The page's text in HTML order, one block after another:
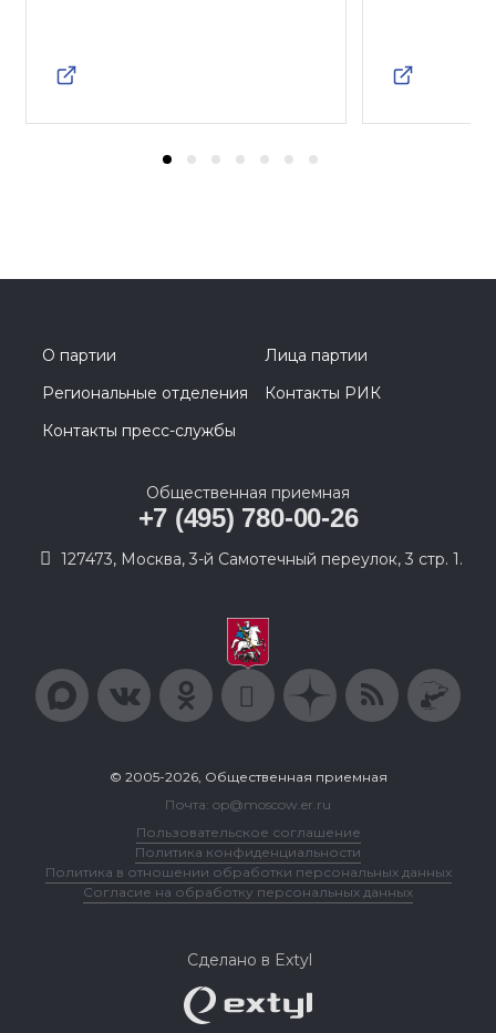
О партии
Лица партии
Региональные отделения
Контакты РИК
Контакты пресс-службы
Общественная приемная
+7 (495) 780-00-26
127473, Москва, 3-й Самотечный переулок, 3 стр. 1.
© 2005-2026, Общественная приемная
Почта: op@moscow.er.ru
Пользовательское соглашение
Политика конфиденциальности
Политика в отношении обработки персональных данных
Согласие на обработку персональных данных
Сделано в Extyl